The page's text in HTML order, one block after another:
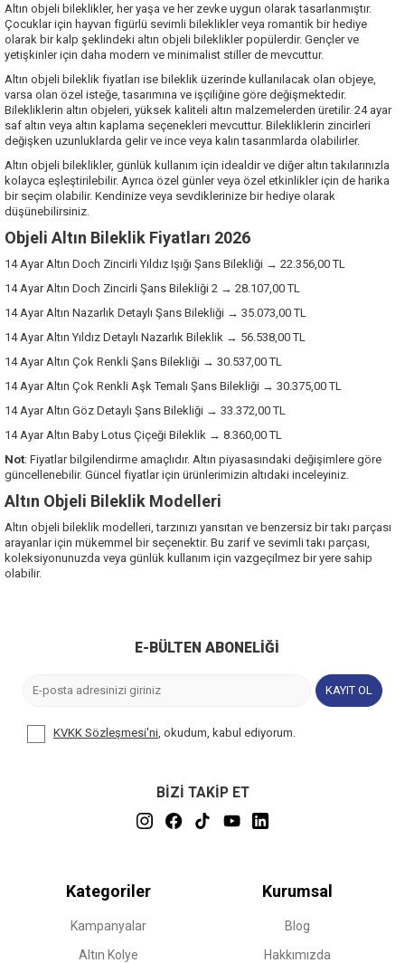
Altın objeli bileklikler, her yaşa ve her zevke uygun olarak tasarlanmıştır.
Çocuklar için hayvan figürlü sevimli bileklikler veya romantik bir hediye
olarak bir kalp şeklindeki altın objeli bileklikler popülerdir. Gençler ve
yetişkinler için daha modern ve minimalist stiller de mevcuttur.
Altın objeli bileklik fiyatları ise bileklik üzerinde kullanılacak olan objeye,
varsa olan özel isteğe, tasarımına ve işçiliğine göre değişmektedir.
Bilekliklerin altın objeleri, yüksek kaliteli altın malzemelerden üretilir. 24 ayar
saf altın veya altın kaplama seçenekleri mevcuttur. Bilekliklerin zincirleri
değişken uzunluklarda gelir ve ince veya kalın tasarımlarda olabilirler.
Altın objeli bileklikler, günlük kullanım için idealdir ve diğer altın takılarınızla
kolayca eşleştirilebilir. Ayrıca özel günler veya özel etkinlikler için de harika
bir seçim olabilir. Kendinize veya sevdiklerinize bir hediye olarak
düşünebilirsiniz.
Objeli Altın Bileklik Fiyatları 2026
14 Ayar Altın Doch Zincirli Yıldız Işığı Şans Bilekliği → 22.356,00 TL
14 Ayar Altın Doch Zincirli Şans Bilekliği 2 → 28.107,00 TL
14 Ayar Altın Nazarlık Detaylı Şans Bilekliği → 35.073,00 TL
14 Ayar Altın Yıldız Detaylı Nazarlık Bileklik → 56.538,00 TL
14 Ayar Altın Çok Renkli Şans Bilekliği → 30.537,00 TL
14 Ayar Altın Çok Renkli Aşk Temalı Şans Bilekliği → 30.375,00 TL
14 Ayar Altın Göz Detaylı Şans Bilekliği → 33.372,00 TL
14 Ayar Altın Baby Lotus Çiçeği Bileklik → 8.360,00 TL
Not: Fiyatlar bilgilendirme amaçlıdır. Altın piyasasındaki değişimlere göre
güncellenebilir. Güncel fiyatlar için ürünlerimizin altıdaki inceleyiniz.
Altın Objeli Bileklik Modelleri
Altın objeli bileklik modelleri , tarzınızı yansıtan ve benzersiz bir takı parçası
arayanlar için mükemmel bir seçenektir. Bu zarif ve sevimli takı parçası,
koleksiyonunuzda veya günlük kullanım için vazgeçilmez bir yere sahip
olabilir.
E-BÜLTEN ABONELIĞI
KAYIT OL
KVKK Sözleşmesi'ni , okudum, kabul ediyorum.
BİZİ TAKİP ET
Kategoriler
Kampanyalar
Altın Kolye
Kurumsal
Blog
Hakkımızda